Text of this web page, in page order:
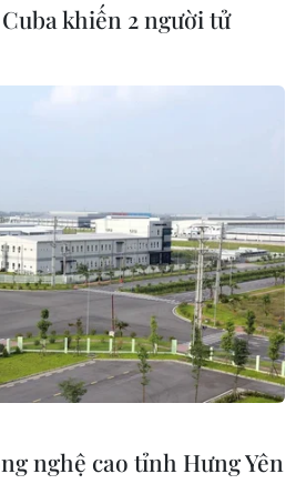
Nam-Hoa Kỳ
sản
#bộ test COVID-19
đổi khí hậu
Mỹ
khiến 2 người tử
nghệ cao tỉnh Hưng Yên